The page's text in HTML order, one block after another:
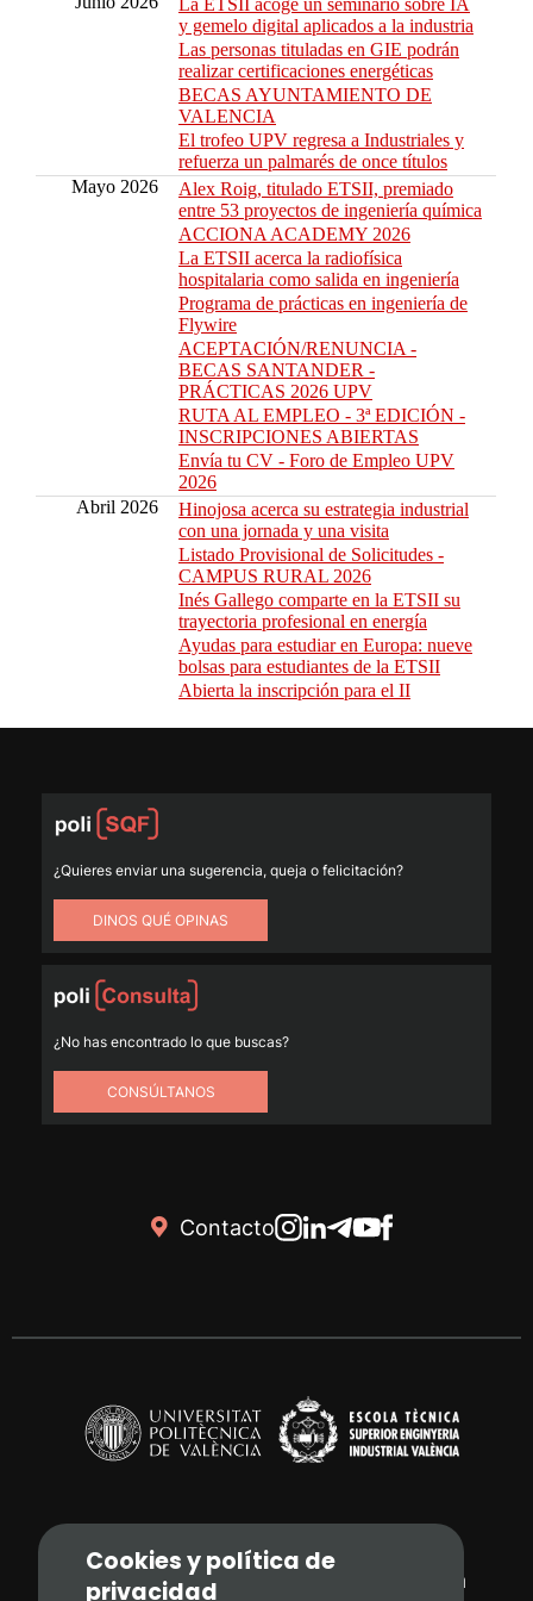
Cookies y política de
privacidad
¿Quieres enviar una sugerencia, queja o felicitación?
DINOS QUÉ OPINAS
¿No has encontrado lo que buscas?
CONSÚLTANOS
Contacto
Camí de Vera, s/n. 46022 - València